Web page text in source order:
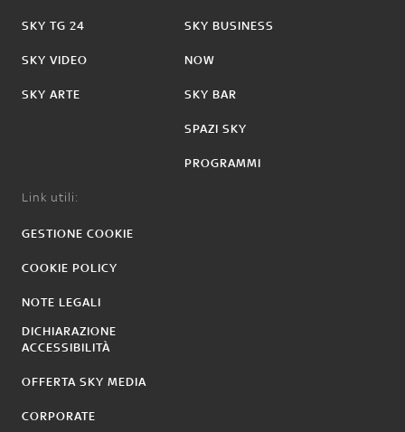
SKY TG 24
SKY VIDEO
SKY ARTE
SKY BUSINESS
NOW
SKY BAR
SPAZI SKY
PROGRAMMI
Link utili:
GESTIONE COOKIE
COOKIE POLICY
NOTE LEGALI
DICHIARAZIONE
ACCESSIBILITÀ
OFFERTA SKY MEDIA
CORPORATE